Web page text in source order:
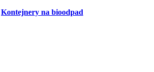
Kontejnery na bioodpad